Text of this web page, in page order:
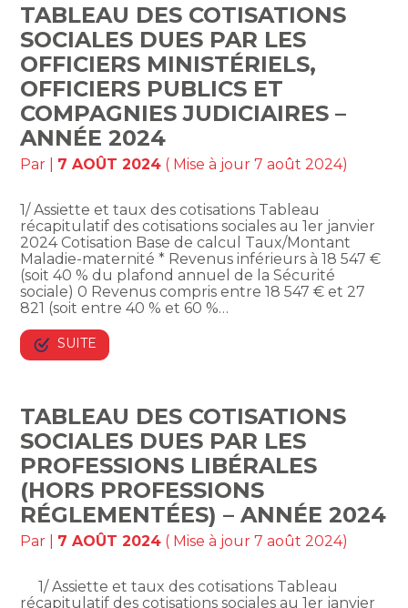
TABLEAU DES COTISATIONS
SOCIALES DUES PAR LES
OFFICIERS MINISTÉRIELS,
OFFICIERS PUBLICS ET
COMPAGNIES JUDICIAIRES –
ANNÉE 2024
Par 7 AOÛT 2024 ( Mise à jour 7 août 2024)
1/ Assiette et taux des cotisations Tableau
récapitulatif des cotisations sociales au 1er janvier
2024 Cotisation Base de calcul Taux/Montant
Maladie-maternité * Revenus inférieurs à 18 547 €
(soit 40 % du plafond annuel de la Sécurité
sociale) 0 Revenus compris entre 18 547 € et 27
821 (soit entre 40 % et 60 %…
SUITE
TABLEAU DES COTISATIONS
SOCIALES DUES PAR LES
PROFESSIONS LIBÉRALES
(HORS PROFESSIONS
RÉGLEMENTÉES) – ANNÉE 2024
Par 7 AOÛT 2024 ( Mise à jour 7 août 2024)
1/ Assiette et taux des cotisations Tableau
récapitulatif des cotisations sociales au 1er janvier